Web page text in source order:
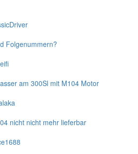
Folgenummern?
am 300Sl mit M104 Motor
nicht nicht mehr lieferbar